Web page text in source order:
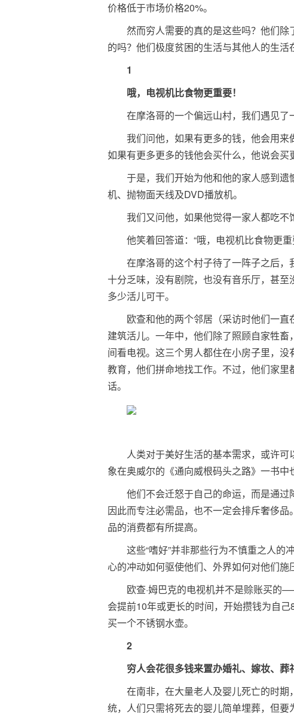
价格低于市场价格20%。
然而穷人需要的真的是这些吗？他们
的吗？他们极度贫困的生活与其他人的生活
1
哦，电视机比食物更重要！
在摩洛哥的一个偏远山村，我们遇见了
我们问他，如果有更多的钱，他会用来
如果有更多更多的钱他会买什么，他说会买
于是，我们开始为他和他的家人感到
机、抛物面天线及DVD播放机。
我们又问他，如果他觉得一家人都吃不
他笑着回答道：“哦，电视机比食物更重
在摩洛哥的这个村子待了一阵子之后
十分乏味，没有剧院，也没有音乐厅，甚
多少活儿可干。
欧查和他的两个邻居（采访时他们一
建筑活儿。一年中，他们除了照顾自家牲
间看电视。这三个男人都住在小房子里，
教育，他们拼命地找工作。不过，他们家
话。
人类对于美好生活的基本需求，或许
象在奥威尔的《通向威根码头之路》一书中
他们不会迁怒于自己的命运，而是通
因此而专注必需品，也不一定会排斥奢侈
品的消费都有所提高。
这些“嗜好”并非那些行为不慎重之人
心的冲动如何驱使他们、外界如何对他们施
欧查·姆巴克的电视机并不是赊账买的
会提前10年或更长的时间，开始攒钱为自
买一个不锈钢水壶。
2
穷人会花很多钱来置办婚礼、嫁妆、葬
在南非，在大量老人及婴儿死亡的时
统，人们只需将死去的婴儿简单埋葬，但